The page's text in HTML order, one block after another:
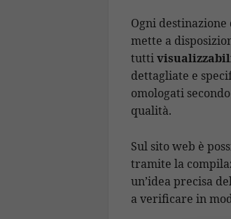
Ogni
mette a
tutti
dettagliate e
omologati
qualità.
Sul sito web è
tramite la
un’idea precisa
a verificare in